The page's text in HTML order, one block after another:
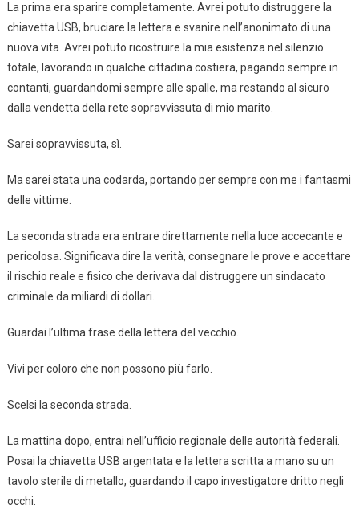
La prima era sparire completamente. Avrei potuto distruggere la
chiavetta USB, bruciare la lettera e svanire nell’anonimato di una
nuova vita. Avrei potuto ricostruire la mia esistenza nel silenzio
totale, lavorando in qualche cittadina costiera, pagando sempre in
contanti, guardandomi sempre alle spalle, ma restando al sicuro
dalla vendetta della rete sopravvissuta di mio marito.
Sarei sopravvissuta, sì.
Ma sarei stata una codarda, portando per sempre con me i fantasmi
delle vittime.
La seconda strada era entrare direttamente nella luce accecante e
pericolosa. Significava dire la verità, consegnare le prove e accettare
il rischio reale e fisico che derivava dal distruggere un sindacato
criminale da miliardi di dollari.
Guardai l’ultima frase della lettera del vecchio.
Vivi per coloro che non possono più farlo.
Scelsi la seconda strada.
La mattina dopo, entrai nell’ufficio regionale delle autorità federali.
Posai la chiavetta USB argentata e la lettera scritta a mano su un
tavolo sterile di metallo, guardando il capo investigatore dritto negli
occhi.